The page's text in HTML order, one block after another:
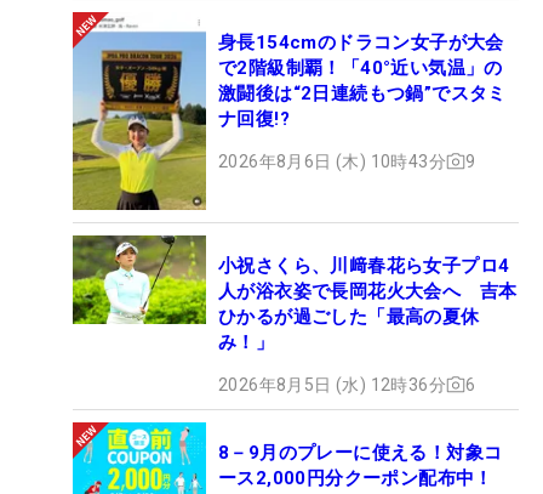
身長154cmのドラコン女子が大会
で2階級制覇！「40°近い気温」の
激闘後は“2日連続もつ鍋”でスタミ
ナ回復!?
2026年8月6日 (木) 10時43分 9
小祝さくら、川﨑春花ら女子プロ4
人が浴衣姿で長岡花火大会へ 吉本
ひかるが過ごした「最高の夏休
み！」
2026年8月5日 (水) 12時36分 6
8－9月のプレーに使える！対象コ
ース2,000円分クーポン配布中！